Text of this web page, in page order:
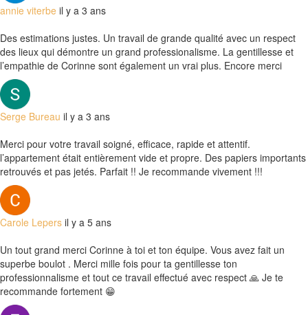
annie viterbe il y a 3 ans
Des estimations justes. Un travail de grande qualité avec un respect
des lieux qui démontre un grand professionalisme. La gentillesse et
l’empathie de Corinne sont également un vrai plus. Encore merci
Serge Bureau il y a 3 ans
Merci pour votre travail soigné, efficace, rapide et attentif.
l’appartement était entièrement vide et propre. Des papiers importants
retrouvés et pas jetés. Parfait !! Je recommande vivement !!!
Carole Lepers il y a 5 ans
Un tout grand merci Corinne à toi et ton équipe. Vous avez fait un
superbe boulot . Merci mille fois pour ta gentillesse ton
professionnalisme et tout ce travail effectué avec respect 🙏 Je te
recommande fortement 😁